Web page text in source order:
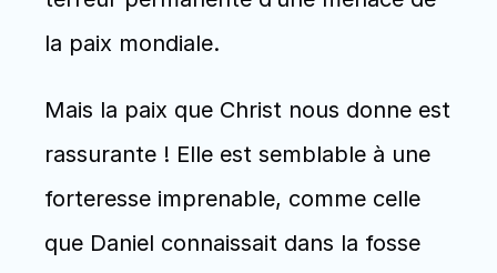
la paix mondiale.
Mais la paix que Christ nous donne est
rassurante ! Elle est semblable à une
forteresse imprenable, comme celle
que Daniel connaissait dans la fosse